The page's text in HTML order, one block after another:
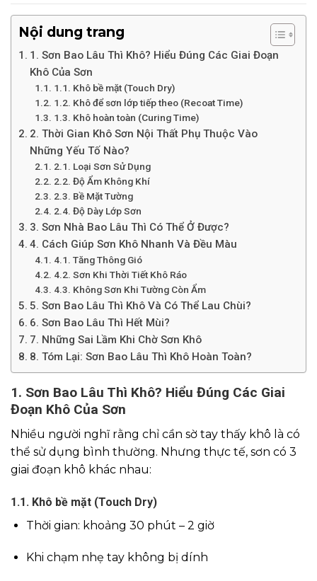
Nội dung trang
1. Sơn Bao Lâu Thì Khô? Hiểu Đúng Các Giai Đoạn
Khô Của Sơn
1.1. Khô bề mặt (Touch Dry)
1.2. Khô để sơn lớp tiếp theo (Recoat Time)
1.3. Khô hoàn toàn (Curing Time)
2. Thời Gian Khô Sơn Nội Thất Phụ Thuộc Vào
Những Yếu Tố Nào?
2.1. Loại Sơn Sử Dụng
2.2. Độ Ẩm Không Khí
2.3. Bề Mặt Tường
2.4. Độ Dày Lớp Sơn
3. Sơn Nhà Bao Lâu Thì Có Thể Ở Được?
4. Cách Giúp Sơn Khô Nhanh Và Đều Màu
4.1. Tăng Thông Gió
4.2. Sơn Khi Thời Tiết Khô Ráo
4.3. Không Sơn Khi Tường Còn Ẩm
5. Sơn Bao Lâu Thì Khô Và Có Thể Lau Chùi?
6. Sơn Bao Lâu Thì Hết Mùi?
7. Những Sai Lầm Khi Chờ Sơn Khô
8. Tóm Lại: Sơn Bao Lâu Thì Khô Hoàn Toàn?
1. Sơn Bao Lâu Thì Khô? Hiểu Đúng Các Giai
Đoạn Khô Của Sơn
Nhiều người nghĩ rằng chỉ cần sờ tay thấy khô là có
thể sử dụng bình thường. Nhưng thực tế, sơn có 3
giai đoạn khô khác nhau:
1.1. Khô bề mặt (Touch Dry)
Thời gian: khoảng 30 phút – 2 giờ
Khi chạm nhẹ tay không bị dính